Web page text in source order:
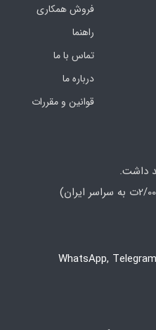
فروش همکاری
راهنما
تماس با ما
درباره ما
قوانین و مقررات
داشت.
09188811648 - 09188811602 WhatsApp,